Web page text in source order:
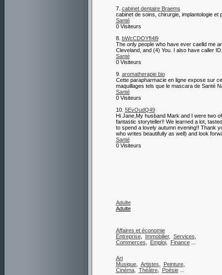
7. cabinet dentaire Braems
cabinet de soins, chirurgie, implantologie et
Santé
0 Visiteurs
8. bWcCDOYfI4l9
The only people who have ever caelld me
Cleveland, and (4) You. I also have caller
Santé
0 Visiteurs
9. aromatherapie bio
Cette parapharmacie en ligne expose sur
maquillages tels que le mascara de Santé
Santé
0 Visiteurs
10. 5EvOudQ49
Hi Jane,My husband Mark and I were two
fantastic storyteller!! We learned a lot,
to spend a lovely autumn evening!! Thank
who writes beautifully as well) and look
Santé
0 Visiteurs
Adulte
Adulte
Affaires et économie
Entreprise, Immobilier, Services
Commerces
Emploi, Finance...
Art
Musique, Artistes Peinture,
Cinéma, Théâtre, Poésie...